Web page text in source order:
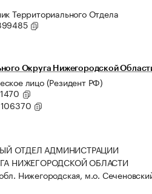
Территориального Отдела
Округа Нижегородской
лицо (Резидент РФ)
ОТДЕЛ АДМИНИСТРАЦИИ
НИЖЕГОРОДСКОЙ ОБЛАСТИ
Нижегородская, м.о.